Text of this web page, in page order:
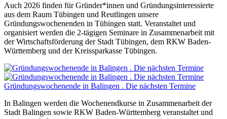
Auch 2026 finden für Gründer*innen und Gründungsinteressierte
aus dem Raum Tübingen und Reutlingen unsere
Gründungswochenenden in Tübingen statt. Veranstaltet und
organisiert werden die 2-tägigen Seminare in Zusammenarbeit mit
der Wirtschaftsförderung der Stadt Tübingen, dem RKW Baden-
Württemberg und der Kreissparkasse Tübingen.
Gründungswochenende in Balingen . Die nächsten Termine
In Balingen werden die Wochenendkurse in Zusammenarbeit der
Stadt Balingen sowie RKW Baden-Württemberg veranstaltet und